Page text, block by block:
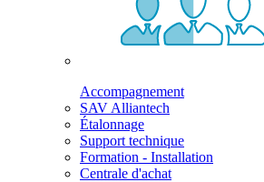
Accompagnement
SAV Alliantech
Étalonnage
Support technique
Formation - Installation
Centrale d'achat